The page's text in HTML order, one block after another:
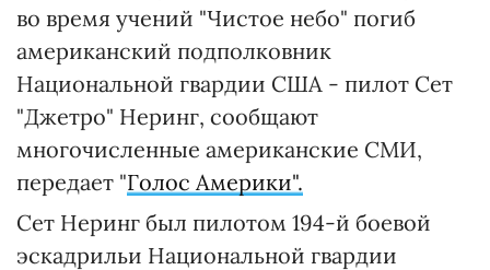
во время учений "Чистое небо" погиб
американский подполковник
Национальной гвардии США - пилот Сет
"Джетро" Неринг, сообщают
многочисленные американские СМИ,
передает "Голос Америки".
Сет Неринг был пилотом 194-й боевой
эскадрильи Национальной гвардии